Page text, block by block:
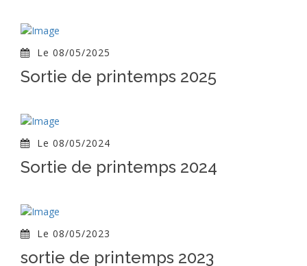
Le 08/05/2025
Sortie de printemps 2025
Le 08/05/2024
Sortie de printemps 2024
Le 08/05/2023
sortie de printemps 2023